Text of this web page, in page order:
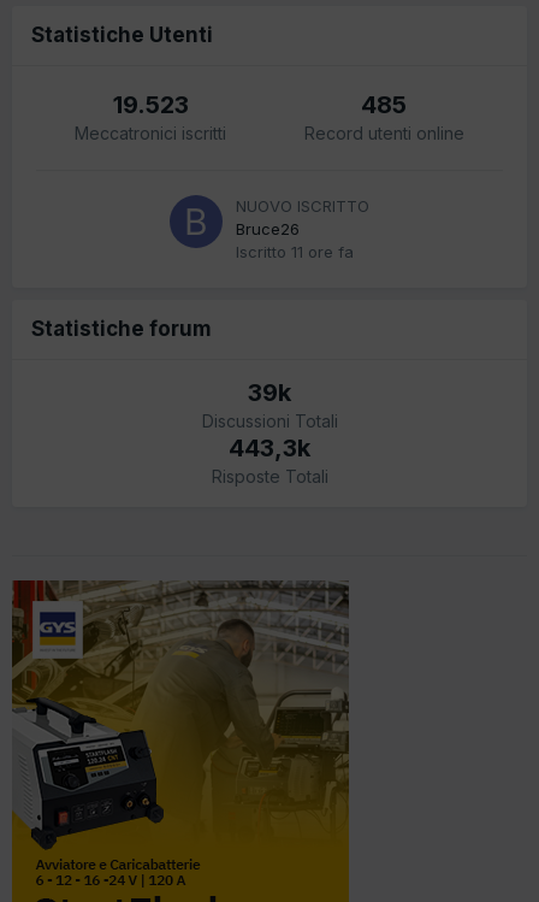
Statistiche Utenti
19.523
Meccatronici iscritti
485
Record utenti online
NUOVO ISCRITTO
Bruce26
Iscritto 11 ore fa
Statistiche forum
39k
Discussioni Totali
443,3k
Risposte Totali